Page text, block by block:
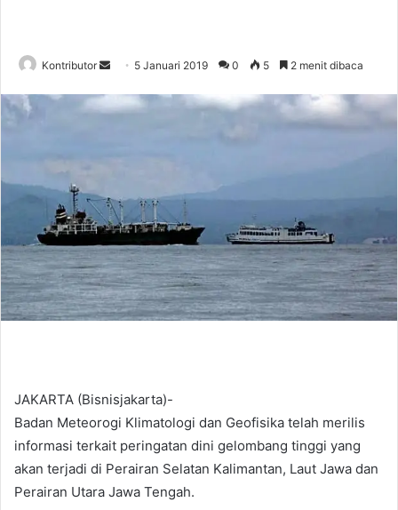
Kontributor
n
m
a
i
5 Januari 2019 0 5 2 menit dibaca
JAKARTA (Bisnisjakarta)-
Badan Meteorogi Klimatologi dan Geofisika telah merilis
informasi terkait peringatan dini gelombang tinggi yang
akan terjadi di Perairan Selatan Kalimantan, Laut Jawa dan
Perairan Utara Jawa Tengah.